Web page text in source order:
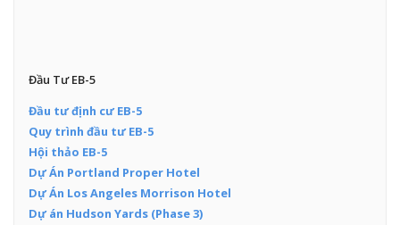
Đầu Tư EB-5
Đầu tư định cư EB-5
Quy trình đầu tư EB-5
Hội thảo EB-5
Dự Án Portland Proper Hotel
Dự Án Los Angeles Morrison Hotel
Dự án Hudson Yards (Phase 3)